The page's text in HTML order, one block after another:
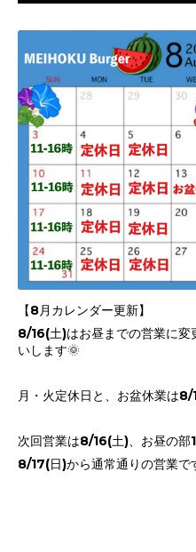
【8月カレンダー更新】
8/16(土)はお昼までの営業に変
いします🌞
月・火定休日と、お盆休業は
次回営業は8/16(土)、お昼の
8/17(日)から通常通りの営業で